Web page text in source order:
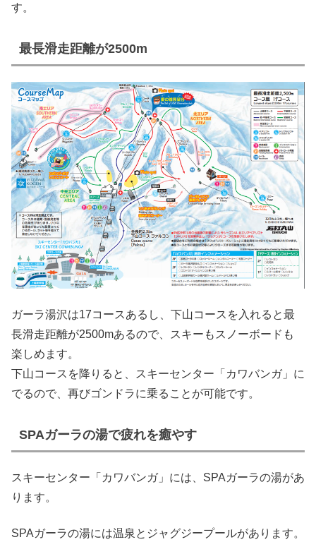
す。
最長滑走距離が2500m
ガーラ湯沢は17コースあるし、下山コースを入れると最
長滑走距離が2500mあるので、スキーもスノーボードも
楽しめます。
下山コースを降りると、スキーセンター「カワバンガ」に
でるので、再びゴンドラに乗ることが可能です。
SPAガーラの湯で疲れを癒やす
スキーセンター「カワバンガ」には、SPAガーラの湯があ
ります。
SPAガーラの湯には温泉とジャグジープールがあります。